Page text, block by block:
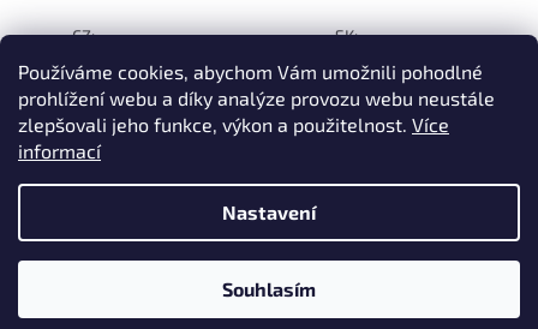
Používáme cookies, abychom Vám umožnili pohodlné
prohlížení webu a díky analýze provozu webu neustále
zlepšovali jeho funkce, výkon a použitelnost. Více
informací
Nastavení
Souhlasím
Na přelomu července a srpna může dojít k určitému zpoždění
dodávek zboží do našeho skladu, a tím i k prodloužení termínu
doručení Vaší objednávky, a to z důvodu celozávodních
dovolených našich slovinských dodavatelů. Děkujeme za
CZ: SK:
Vytvořil Shoptet
© 1993–2026INTEA SERVICE s.r.o.Všechna práva vyhrazena.